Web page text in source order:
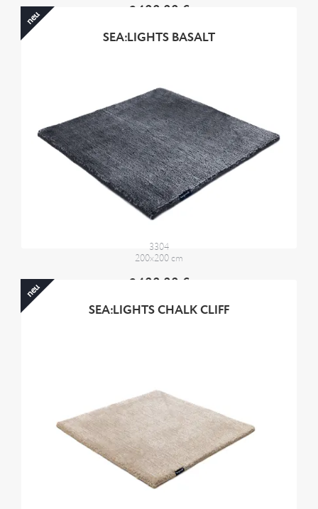
2400,00 €
SEA:LIGHTS BASALT
3304
200x200 cm
2400,00 €
neu
SEA:LIGHTS CHALK CLIFF
neu